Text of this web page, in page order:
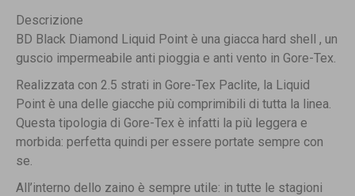
Descrizione
BD Black Diamond Liquid Point è una giacca hard shell , un
guscio impermeabile anti pioggia e anti vento in Gore-Tex.
Realizzata con 2.5 strati in Gore-Tex Paclite, la Liquid
Point è una delle giacche più comprimibili di tutta la linea.
Questa tipologia di Gore-Tex è infatti la più leggera e
morbida: perfetta quindi per essere portate sempre con
se.
All’interno dello zaino è sempre utile: in tutte le stagioni